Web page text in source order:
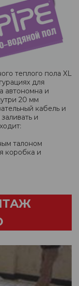
теплого пола XL
для
автономна и
20 мм
кабель и
и
талоном
коробка и